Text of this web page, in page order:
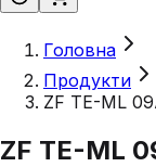
Головна
Продукти
ZF TE-ML
ZF TE-ML